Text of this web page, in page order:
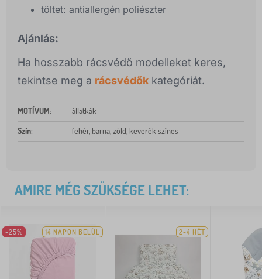
töltet: antiallergén poliészter
Ajánlás:
Ha hosszabb rácsvédő modelleket keres,
tekintse meg a rácsvédők kategóriát.
MOTÍVUM:
állatkák
Szín: fehér, barna, zöld, keverék színes
AMIRE MÉG SZÜKSÉGE LEHET:
-25% 14 NAPON BELÜL 2-4 HÉT